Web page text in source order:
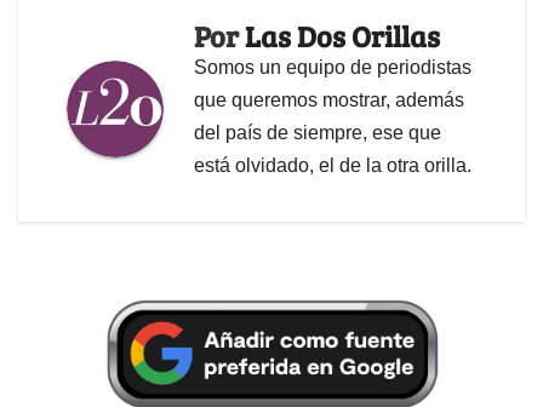
PorLas Dos Orillas
Somos un equipo de periodistas
que queremos mostrar, además
del país de siempre, ese que
está olvidado, el de la otra orilla.